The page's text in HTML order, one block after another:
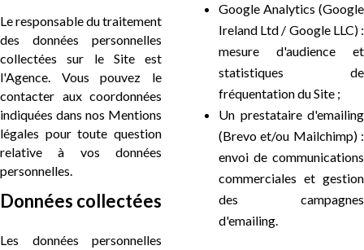
Le responsable du traitement
des données personnelles
collectées sur le Site est
l'Agence. Vous pouvez le
contacter aux coordonnées
indiquées dans nos Mentions
légales pour toute question
relative à vos données
personnelles.
Données collectées
Les données personnelles
Google Analytics (Google
Ireland Ltd / Google LLC) :
mesure d'audience et
statistiques de
fréquentation du Site ;
Un prestataire d'emailing
(Brevo et/ou Mailchimp) :
envoi de communications
commerciales et gestion
des campagnes
d'emailing.